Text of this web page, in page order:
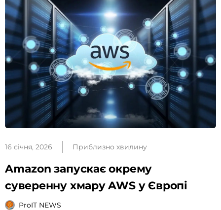
16 січня, 2026 Приблизно хвилину
Amazon запускає окрему
суверенну хмару AWS у Європі
ProIT NEWS